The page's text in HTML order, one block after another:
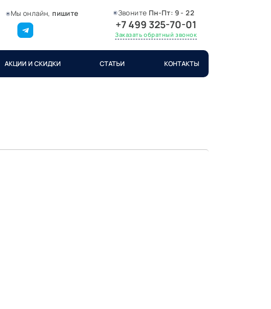
Мы онлайн, пишите Звоните Пн-Пт: 9 - 22
+7 499 325-70-01
Заказать обратный звонок
АКЦИИ И СКИДКИ СТАТЬИ КОНТАКТЫ